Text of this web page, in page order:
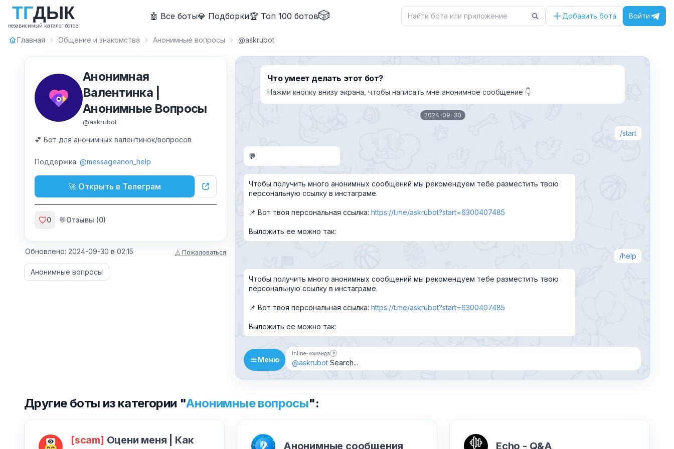
ТГДЫК
независимый каталог ботов
🤖 Все боты💎 Подборки🏆 Топ 100 ботов🎲 Добавить бота Войти
Главная Общение и знакомства Анонимные вопросы @askrubot
Анонимная
Валентинка |
Анонимные Вопросы
@askrubot
💕 Бот для анонимных валентинок/вопросов
Поддержка: @messageanon_help
🚀 Открыть в Телеграм
0 💬Отзывы (0)
Обновлено: 2024-09-30 в 02:15 ⚠ Пожаловаться
Причина жалобы*
Анонимные вопросы
Что умеет делать этот бот?
Нажми кнопку внизу экрана, чтобы написать мне анонимное сообщение 👇
2024-09-30
start
💬
Чтобы получить много анонимных сообщений мы рекомендуем тебе разместить твою
персональную ссылку в инстаграме.
📌 Вот твоя персональная ссылка:https://t.me/askrubot?start=6300407485
Выложить ее можно так:
help
Чтобы получить много анонимных сообщений мы рекомендуем тебе разместить твою
персональную ссылку в инстаграме.
📌 Вот твоя персональная ссылка:https://t.me/askrubot?start=6300407485
Выложить ее можно так:
Меню
Inline-команда ?
Бот можно добавить в чат и вызывать по имени, добавляя команду через пробел
@askrubot Search...
Другие боты из категории "Анонимные вопросы":
[scam] Оцени меня | Как
Анонимные сообщения Echo - Q&A